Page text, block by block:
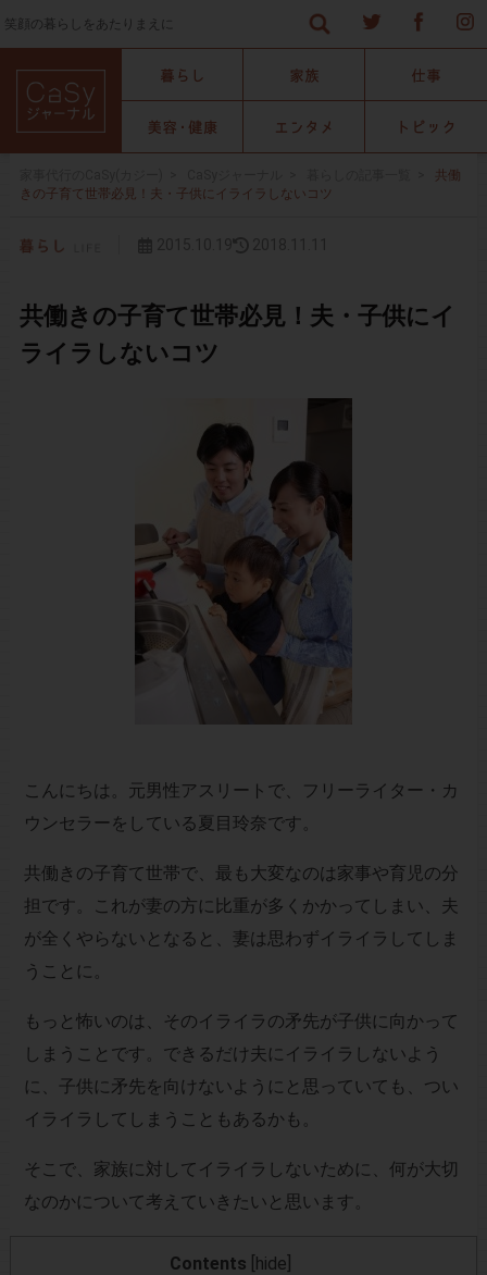
笑顔の暮らしをあたりまえに
共働
きの子育て世帯必見！夫・子供にイライラしないコツ
共働きの子育て世帯必見！夫・子供にイ
ライラしないコツ
こんにちは。元男性アスリートで、フリーライター・カ
ウンセラーをしている夏目玲奈です。
共働きの子育て世帯で、最も大変なのは家事や育児の分
担です。これが妻の方に比重が多くかかってしまい、夫
が全くやらないとなると、妻は思わずイライラしてしま
うことに。
もっと怖いのは、そのイライラの矛先が子供に向かって
しまうことです。できるだけ夫にイライラしないよう
に、子供に矛先を向けないようにと思っていても、つい
イライラしてしまうこともあるかも。
そこで、家族に対してイライラしないために、何が大切
なのかについて考えていきたいと思います。
Contents hide